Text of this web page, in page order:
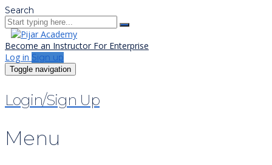
Search
Become an Instructor For Enterprise
Log in Sign up
Toggle navigation
Login/Sign Up
Menu